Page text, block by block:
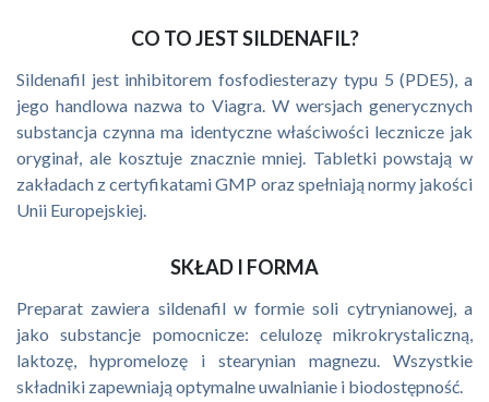
CO TO JEST SILDENAFIL?
Sildenafil jest inhibitorem fosfodiesterazy typu 5 (PDE5), a
jego handlowa nazwa to Viagra. W wersjach generycznych
substancja czynna ma identyczne właściwości lecznicze jak
oryginał, ale kosztuje znacznie mniej. Tabletki powstają w
zakładach z certyfikatami GMP oraz spełniają normy jakości
Unii Europejskiej.
SKŁAD I FORMA
Preparat zawiera sildenafil w formie soli cytrynianowej, a
jako substancje pomocnicze: celulozę mikrokrystaliczną,
laktozę, hypromelozę i stearynian magnezu. Wszystkie
składniki zapewniają optymalne uwalnianie i biodostępność.